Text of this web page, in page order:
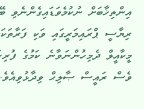
އިންތިޚާބަށް ނުކުމެވަޑައިގެންނެވި
ރިޔާސީ ޕްރައިމަރީގައި ވަކި
މީކާއީލް ދެމިހުންނަވާނެ ކަމުގެ
ވެސް ރައީސް ޞާލިޙް ވިދާޅުވިއެވެ.